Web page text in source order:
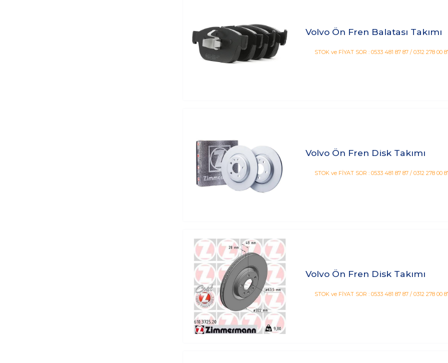
Volvo Ön Fren Balatası Takımı
STOK ve FİYAT SOR : 0533 481 87 87 / 0312 278 00
Volvo Ön Fren Disk Takımı
STOK ve FİYAT SOR : 0533 481 87 87 / 0312 278 00
Volvo Ön Fren Disk Takımı
STOK ve FİYAT SOR : 0533 481 87 87 / 0312 278 00